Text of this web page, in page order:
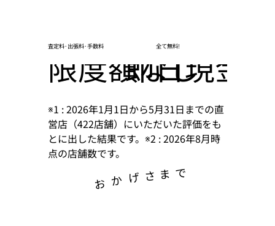
査定料･出張料･手数料 全て無料!
限度額なし
即日現金
※1 : 2026年1月1日から5月31日までの直
営店（422店舗）にいただいた評価をも
とに出した結果です。※2 : 2026年8月時
点の店舗数です。
お か げ さ ま で